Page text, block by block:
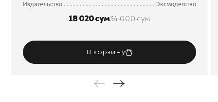
Издательство
Эксмодетство
18 020 сум34 000 сум
В корзину